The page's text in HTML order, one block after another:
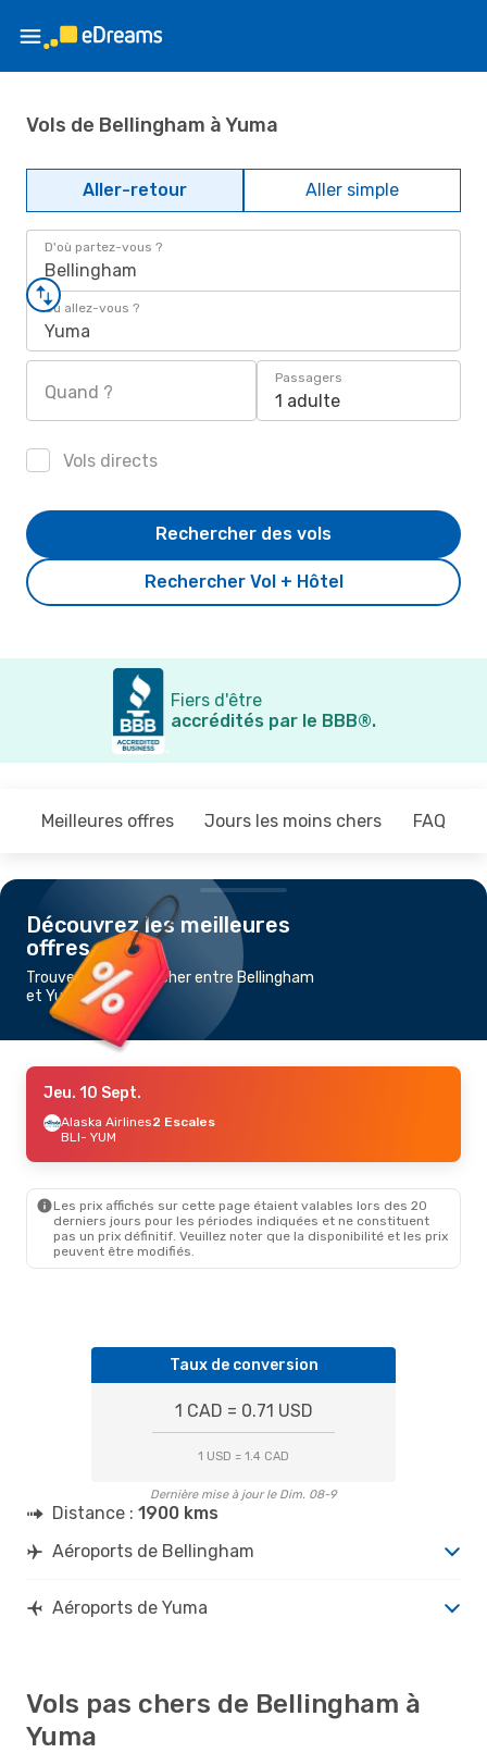
Vols de Bellingham à Yuma
Aller-retour Aller simple
D'où partez-vous ?
Bellingham
Où allez-vous ?
Yuma
Quand ?
Passagers
1 adulte
Vols directs
Rechercher Vol + Hôtel
Rechercher des vols
Fiers d'être
accrédités par le BBB®.
Meilleures offres Jours les moins chers FAQ
Découvrez les meilleures
offres
Trouvez un vol pas cher entre Bellingham
et Yuma
Jeu. 10 Sept.
Alaska Airlines2 Escales
BLI- YUM
Les prix affichés sur cette page étaient valables lors des 20
derniers jours pour les périodes indiquées et ne constituent
pas un prix définitif. Veuillez noter que la disponibilité et les prix
peuvent être modifiés.
Taux de conversion
1 CAD = 0.71 USD
1 USD = 1.4 CAD
Dernière mise à jour le Dim. 08-9
Distance : 1900 kms
Aéroports de Bellingham
Aéroports de Yuma
Vols pas chers de Bellingham à
Yuma